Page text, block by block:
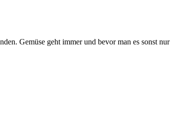
Gemüse geht immer und bevor man es sonst nur